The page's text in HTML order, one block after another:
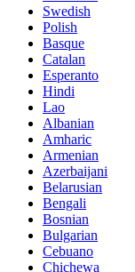
Swedish
Polish
Basque
Catalan
Esperanto
Hindi
Lao
Albanian
Amharic
Armenian
Azerbaijani
Belarusian
Bengali
Bosnian
Bulgarian
Cebuano
Chichewa